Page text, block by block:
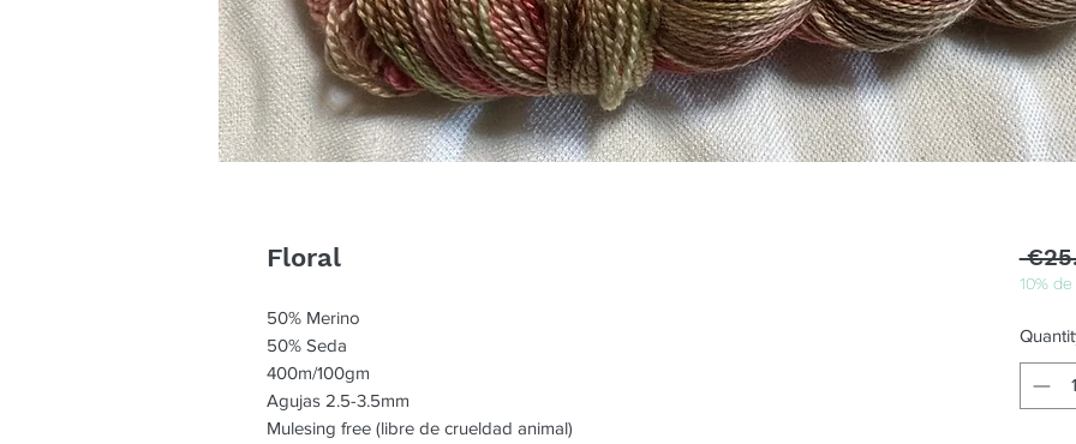
Floral
50% Merino
50% Seda
400m/100gm
Agujas 2.5-3.5mm
Mulesing free (libre de crueldad animal)
10%